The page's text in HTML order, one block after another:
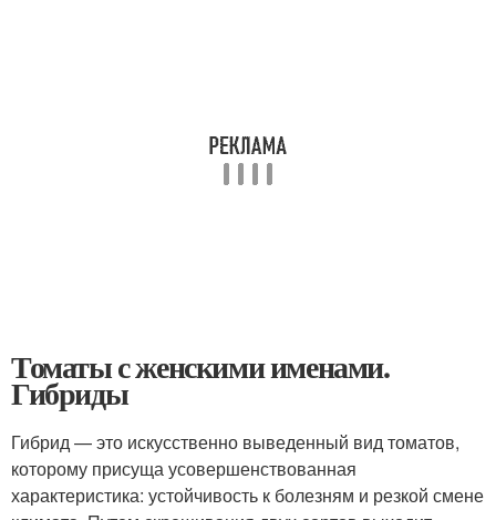
Томаты с женскими именами.
Гибриды
Гибрид — это искусственно выведенный вид томатов,
которому присуща усовершенствованная
характеристика: устойчивость к болезням и резкой смене